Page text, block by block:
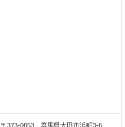
〒373-0853 群馬県太田市浜町3-6